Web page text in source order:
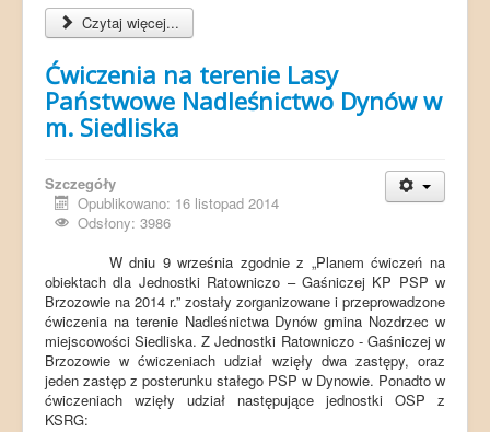
Czytaj więcej...
Ćwiczenia na terenie Lasy
Państwowe Nadleśnictwo Dynów w
m. Siedliska
Szczegóły
Opublikowano: 16 listopad 2014
Odsłony: 3986
W dniu 9 września zgodnie z „Planem ćwiczeń na
obiektach dla Jednostki Ratowniczo – Gaśniczej KP PSP w
Brzozowie na 2014 r.” zostały zorganizowane i przeprowadzone
ćwiczenia na terenie Nadleśnictwa Dynów gmina Nozdrzec w
miejscowości Siedliska. Z Jednostki Ratowniczo - Gaśniczej w
Brzozowie w ćwiczeniach udział wzięły dwa zastępy, oraz
jeden zastęp z posterunku stałego PSP w Dynowie. Ponadto w
ćwiczeniach wzięły udział następujące jednostki OSP z
KSRG: